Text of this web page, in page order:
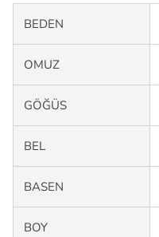
BEDEN
OMUZ
GÖĞÜS
BEL
BASEN
BOY